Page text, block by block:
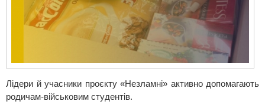
Лідери й учасники проєкту «Незламні» активно допомагають
родичам-військовим студентів.